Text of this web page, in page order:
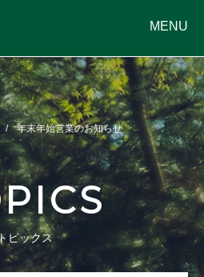
MENU
年末年始営業のお知らせ
ピックス